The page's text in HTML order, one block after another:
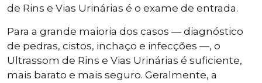
de Rins e Vias Urinárias é o exame de entrada.
Para a grande maioria dos casos — diagnóstico
de pedras, cistos, inchaço e infecções —, o
Ultrassom de Rins e Vias Urinárias é suficiente,
mais barato e mais seguro. Geralmente, a